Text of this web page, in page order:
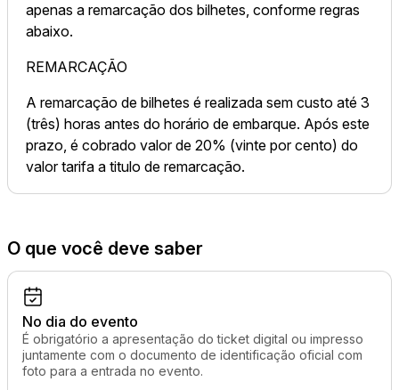
apenas a remarcação dos bilhetes, conforme regras
abaixo.
REMARCAÇÃO
A remarcação de bilhetes é realizada sem custo até 3
(três) horas antes do horário de embarque. Após este
prazo, é cobrado valor de 20% (vinte por cento) do
valor tarifa a titulo de remarcação.
O que você deve saber
No dia do evento
É obrigatório a apresentação do ticket digital ou impresso
juntamente com o documento de identificação oficial com
foto para a entrada no evento.